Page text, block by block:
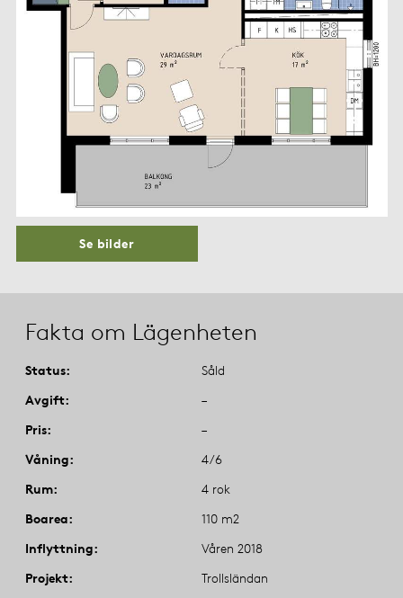
Fakta om Lägenheten
Status
Såld
Avgift
–
Pris
–
Våning
4/6
Rum
4 rok
Boarea
110 m2
Inflyttning
Våren 2018
Projekt
Trollsländan
Se bilder